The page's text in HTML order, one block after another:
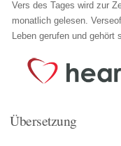
Vers des Tages wird zur
monatlich gelesen.
Leben gerufen und gehört
Übersetzung